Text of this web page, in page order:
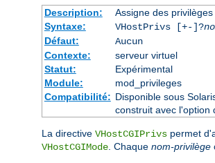
Description:
Assigne des
Syntaxe:
VHostPrivs [+-]?
Défaut:
Aucun
Contexte:
serveur virtuel
Statut:
Expérimental
Module:
mod_privileges
Compatibilité: Disponible sous
construit avec l'option
La directive VHostCGIPrivs permet
VHostCGIMode. Chaque nom-privilège